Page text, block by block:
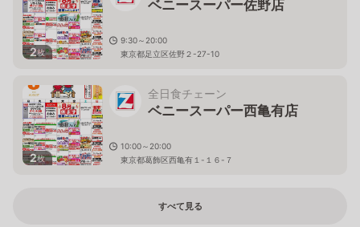
2枚
ベニースーパー佐野店
9:30～20:00
東京都足立区佐野２-27-10
2枚
全日食チェーン
ベニースーパー西亀有店
10:00～20:00
東京都葛飾区西亀有１-１６-７
すべて見る